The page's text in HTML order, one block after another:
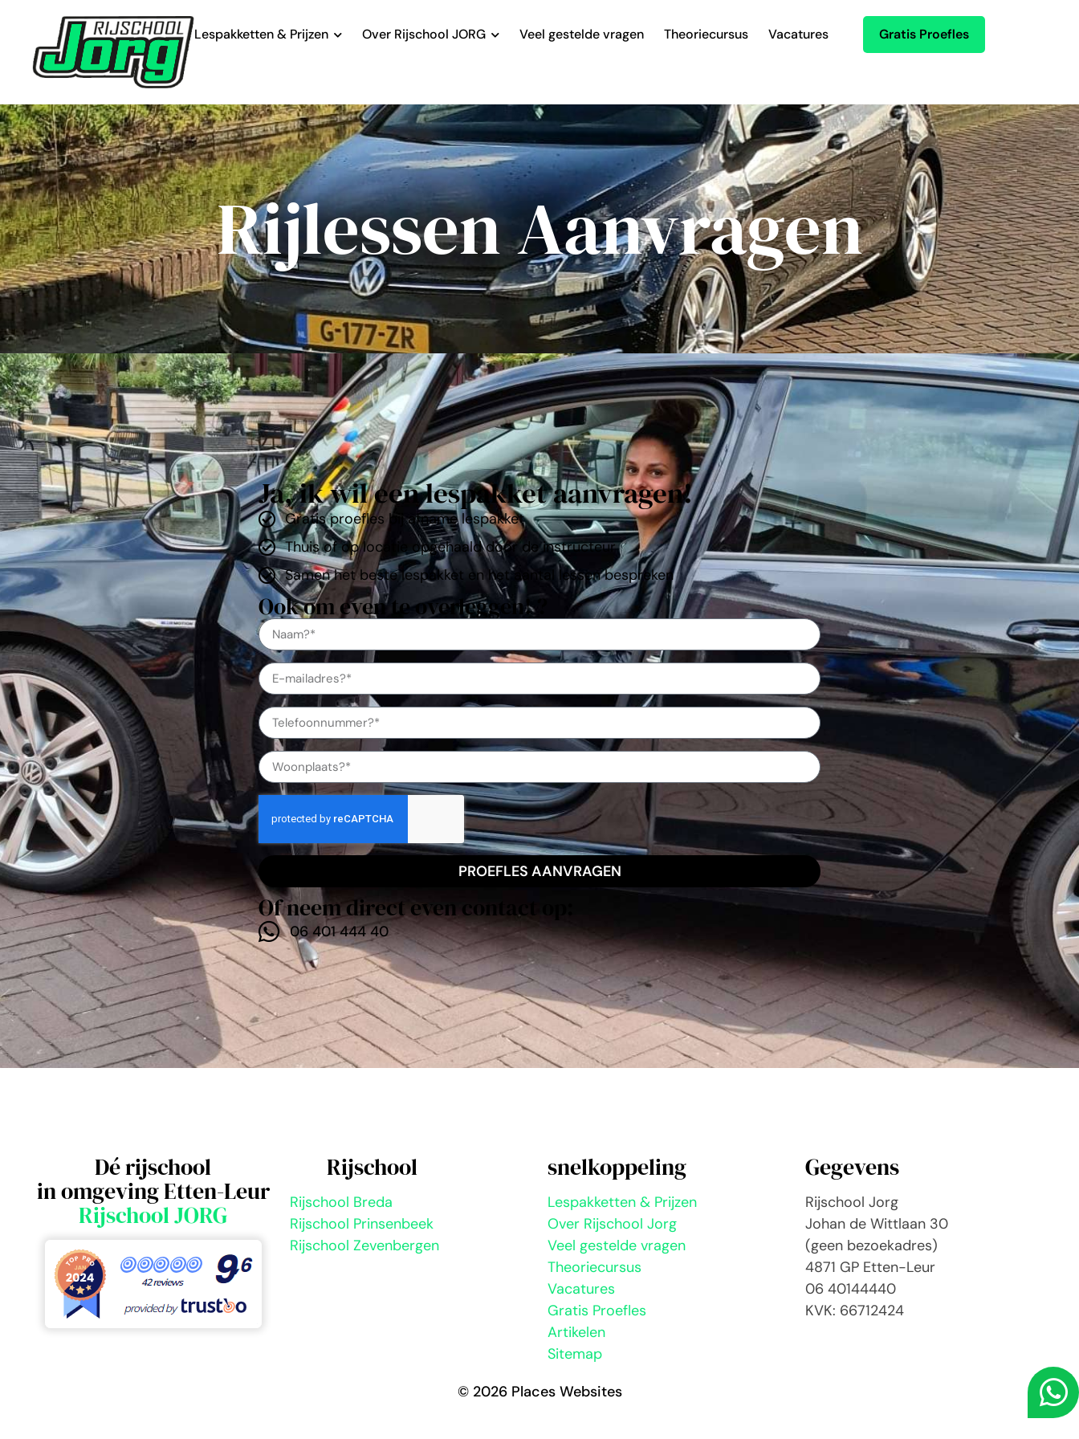
Lespakketten & Prijzen Over Rijschool JORG Veel gestelde vragen Theoriecursus Vacatures Gratis Proefles
Rijlessen Aanvragen
Ja, ik wil een lespakket aanvragen!
Gratis proefles bij afname lespakket
Thuis of op locatie opgehaald door de instructeur
Samen het beste lespakket en het aantal lessen bespreken
Ook om even te overleggen! ?
PROEFLES AANVRAGEN
Of neem direct even contact op:
06 401 444 40
Dé rijschool
in omgeving Etten-Leur
Rijschool JORG
Rijschool
Rijschool Breda
Rijschool Prinsenbeek
Rijschool Zevenbergen
snelkoppeling
Lespakketten & Prijzen
Over Rijschool Jorg
Veel gestelde vragen
Theoriecursus
Vacatures
Gratis Proefles
Artikelen
Sitemap
Gegevens
Rijschool Jorg
Johan de Wittlaan 30
(geen bezoekadres)
4871 GP Etten-Leur
06 40144440
KVK: 66712424
© 2026 Places Websites